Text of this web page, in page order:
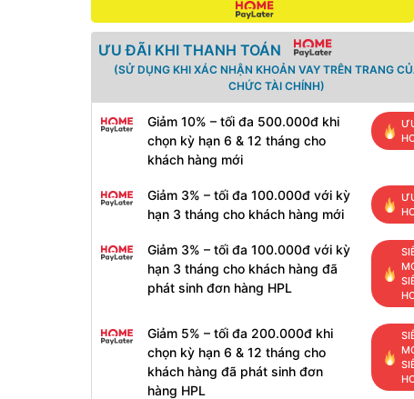
ƯU ĐÃI KHI THANH TOÁN
(SỬ DỤNG KHI XÁC NHẬN KHOẢN VAY TRÊN TRANG
CHỨC TÀI CHÍNH)
Giảm 10% – tối đa 500.000đ khi
chọn kỳ hạn 6 & 12 tháng cho
khách hàng mới
Giảm 3% – tối đa 100.000đ với kỳ
hạn 3 tháng cho khách hàng mới
Giảm 3% – tối đa 100.000đ với kỳ
hạn 3 tháng cho khách hàng đã
phát sinh đơn hàng HPL
Giảm 5% – tối đa 200.000đ khi
chọn kỳ hạn 6 & 12 tháng cho
khách hàng đã phát sinh đơn
hàng HPL